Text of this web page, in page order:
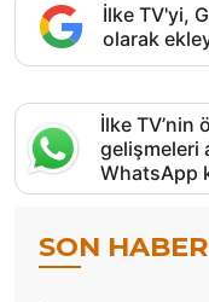
İlke TV'yi,
olarak
İlke TV’nin
gelişmeleri
WhatsApp
SON